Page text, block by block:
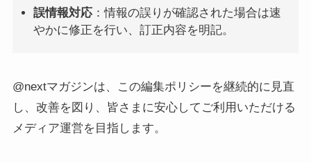
誤情報対応：情報の誤りが確認された場合は速
やかに修正を行い、訂正内容を明記。
@nextマガジンは、この編集ポリシーを継続的に見直
し、改善を図り、皆さまに安心してご利用いただける
メディア運営を目指します。